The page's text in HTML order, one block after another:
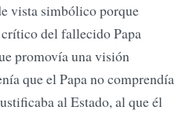
vista simbólico porque
del fallecido Papa
promovía una visión
que el Papa no comprendía
al Estado, al que él